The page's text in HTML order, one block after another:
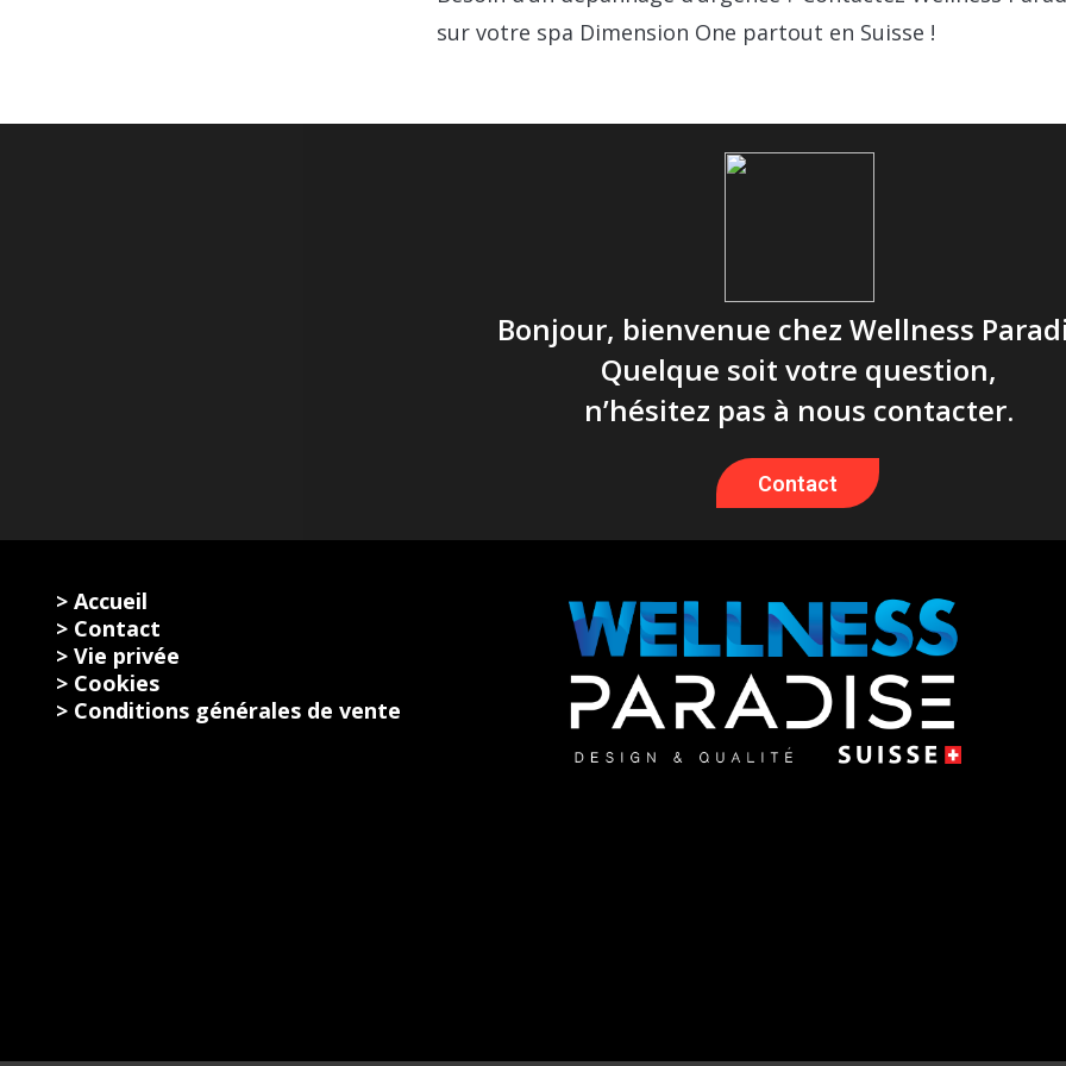
sur votre spa Dimension One partout en Suisse !
Bonjour, bienvenue chez Wellness
Quelque soit votre question,
n’hésitez pas à nous contacter.
Contact
> Accueil
> Contact
> Vie privée
> Cookies
> Conditions générales de vente